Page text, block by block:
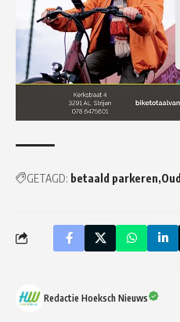
GETAGD: betaald parkeren
Redactie Hoeksch Nieuws